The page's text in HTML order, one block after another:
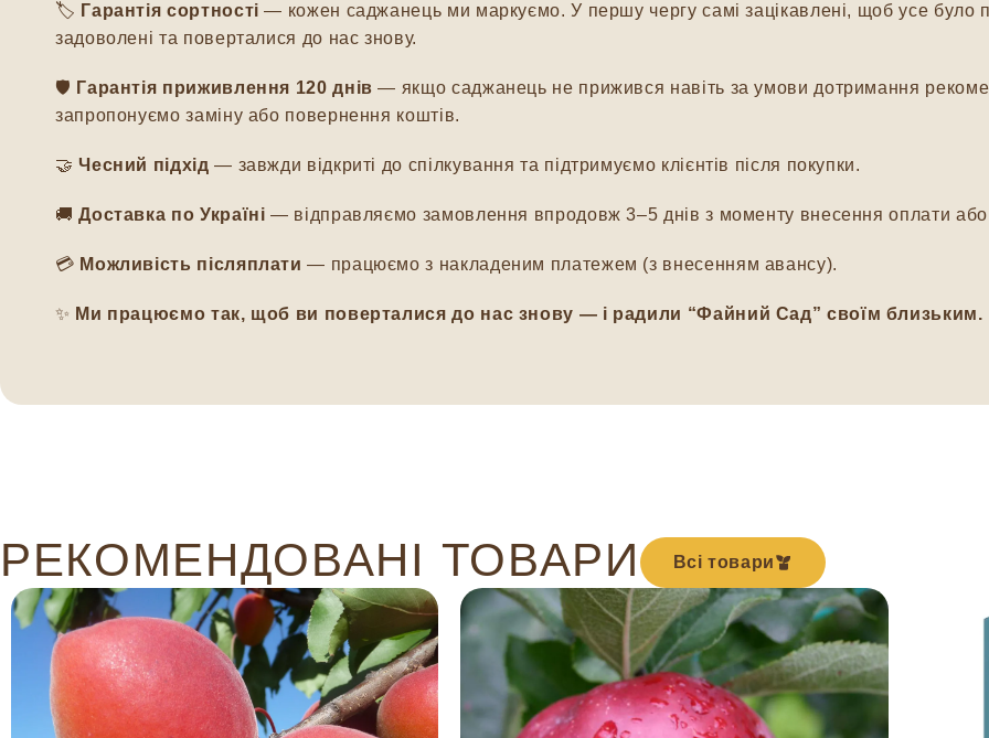
🏷️ Гарантія сортності — кожен саджанець ми маркуємо. У першу чергу самі зацікавлені, щоб усе було
задоволені та поверталися до нас знову.
🛡️ Гарантія приживлення 120 днів — якщо саджанець не прижився навіть за умови дотримання
запропонуємо заміну або повернення коштів.
🤝Чесний підхід — завжди відкриті до спілкування та підтримуємо клієнтів після покупки.
🚚Доставка по Україні — відправляємо замовлення впродовж 3–5 днів з моменту внесення оплати або
💳 Можливість післяплати — працюємо з накладеним платежем (з внесенням авансу).
✨ Ми працюємо так, щоб ви поверталися до нас знову — і радили “Файний Сад” своїм близьким.
РЕКОМЕНДОВАНІ ТОВАРИ Всі товари